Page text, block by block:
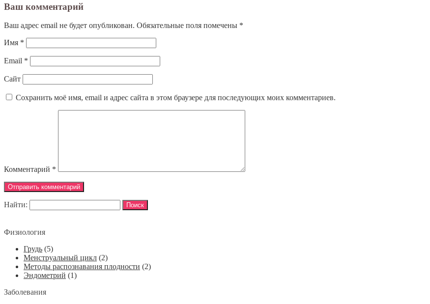
Ваш комментарий
Ваш адрес email не будет опубликован. Обязательные поля помечены *
Имя *
Email *
Сайт
Сохранить моё имя, email и адрес сайта в этом браузере для последующих моих комментариев.
Комментарий *
Найти:
Физиология
Грудь (5)
Менструальный цикл (2)
Методы распознавания плодности (2)
Эндометрий (1)
Заболевания